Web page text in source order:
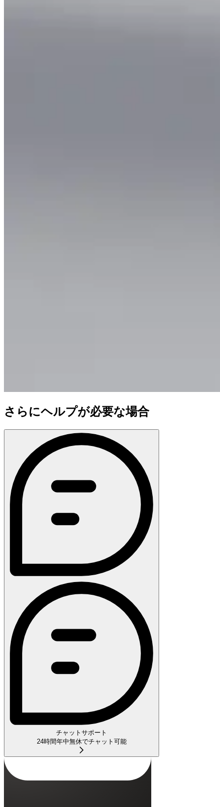
さらにヘルプが必要な場合
チャットサポート
24時間年中無休でチャット可能